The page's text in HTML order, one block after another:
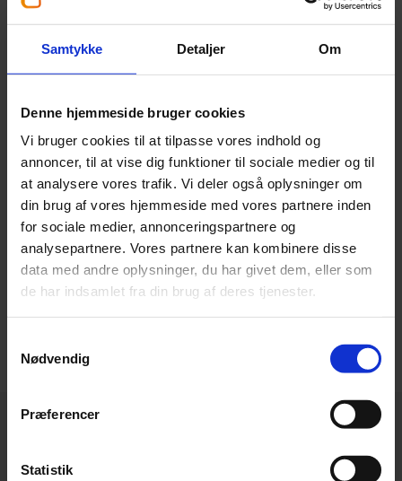
Samtykke Detaljer Om
Denne hjemmeside bruger cookies
Vi bruger cookies til at tilpasse vores indhold og
annoncer, til at vise dig funktioner til sociale medier og til
at analysere vores trafik. Vi deler også oplysninger om
din brug af vores hjemmeside med vores partnere inden
for sociale medier, annonceringspartnere og
analysepartnere. Vores partnere kan kombinere disse
data med andre oplysninger, du har givet dem, eller som
de har indsamlet fra din brug af deres tjenester.
Nødvendig
Præferencer
Statistik
Martin Aa. Juell-Hansen
Partner,Statsautoriseret revisor
mjh@beierholm.dk
Arbejder her:
Revisor København
Telefon:+45 39 16 76 00
Email:koebenhavn@beierholm.dk
Knud Højgaards Vej 9
DK-2860 Søborg